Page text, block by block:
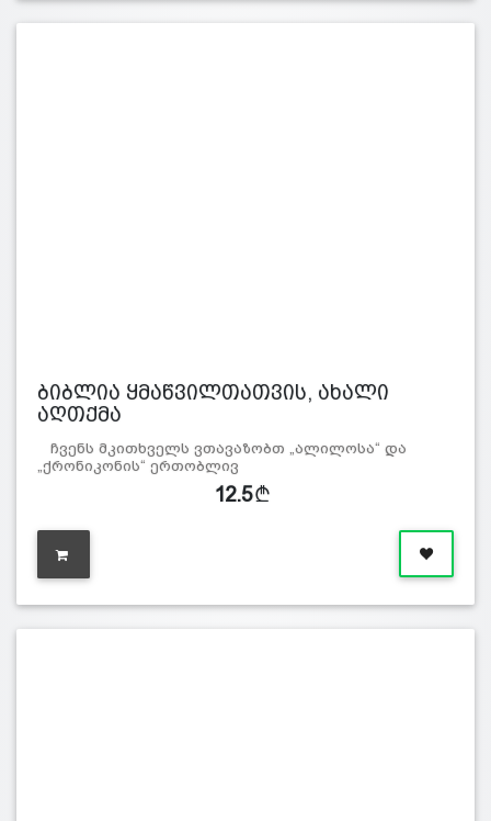
ბიბლია ყმაწვილთათვის, ახალი
აღთქმა
ჩვენს მკითხველს ვთავაზობთ „ალილოსა“ და
„ქრონიკონის“ ერთობლივ
12.5